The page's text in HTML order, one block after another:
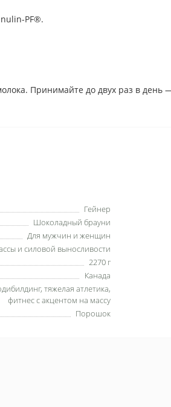
PF®.
Принимайте до двух раз в день
Гейнер
Шоколадный брауни
Для мужчин и женщин
и силовой выносливости
2270 г
Канада
тяжелая атлетика,
фитнес с акцентом на массу
Порошок